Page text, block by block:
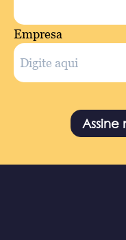
Empresa
Assine